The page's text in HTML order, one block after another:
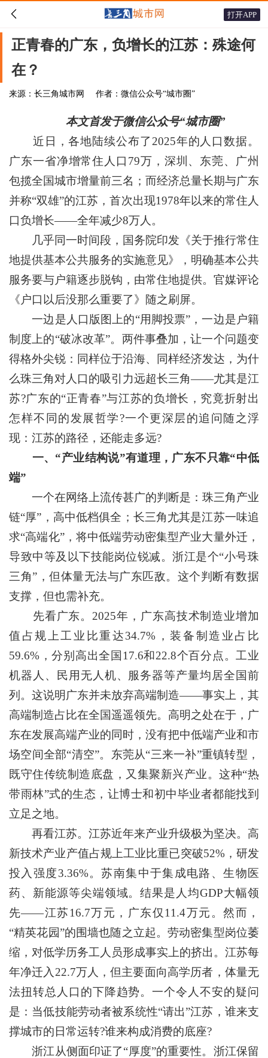
 打开APP
正青春的广东，负增长的江苏：殊途何
在？
来源：长三角城市网 作者：微信公众号“城市圈”
本文首发于微信公众号“城市圈”
近日，各地陆续公布了2025年的人口数据。
广东一省净增常住人口79万，深圳、东莞、广州
包揽全国城市增量前三名；而经济总量长期与广东
并称“双雄”的江苏，首次出现1978年以来的常住人
口负增长——全年减少8万人。
几乎同一时间段，国务院印发《关于推行常住
地提供基本公共服务的实施意见》，明确基本公共
服务要与户籍逐步脱钩，由常住地提供。官媒评论
《户口以后没那么重要了》随之刷屏。
一边是人口版图上的“用脚投票”，一边是户籍
制度上的“破冰改革”。两件事叠加，让一个问题变
得格外尖锐：同样位于沿海、同样经济发达，为什
么珠三角对人口的吸引力远超长三角——尤其是江
苏?广东的“正青春”与江苏的负增长，究竟折射出
怎样不同的发展哲学?一个更深层的追问随之浮
现：江苏的路径，还能走多远?
一、“产业结构说”有道理，广东不只靠“中低
端”
一个在网络上流传甚广的判断是：珠三角产业
链“厚”，高中低档俱全；长三角尤其是江苏一味追
求“高端化”，将中低端劳动密集型产业大量外迁，
导致中等及以下技能岗位锐减。浙江是个“小号珠
三角”，但体量无法与广东匹敌。这个判断有数据
支撑，但也需补充。
先看广东。2025年，广东高技术制造业增加
值占规上工业比重达34.7%，装备制造业占比
59.6%，分别高出全国17.6和22.8个百分点。工业
机器人、民用无人机、服务器等产量均居全国前
列。这说明广东并未放弃高端制造——事实上，其
高端制造占比在全国遥遥领先。高明之处在于，广
东在发展高端产业的同时，没有把中低端产业和市
场空间全部“清空”。东莞从“三来一补”重镇转型，
既守住传统制造底盘，又集聚新兴产业。这种“热
带雨林”式的生态，让博士和初中毕业者都能找到
立足之地。
再看江苏。江苏近年来产业升级极为坚决。高
新技术产业产值占规上工业比重已突破52%，研发
投入强度3.36%。苏南集中于集成电路、生物医
药、新能源等尖端领域。结果是人均GDP大幅领
先——江苏16.7万元，广东仅11.4万元。然而，
“精英花园”的围墙也随之立起。劳动密集型岗位萎
缩，对低学历务工人员形成事实上的挤出。江苏每
年净迁入22.7万人，但主要面向高学历者，体量无
法扭转总人口的下降趋势。一个令人不安的疑问
是：当低技能劳动者被系统性“请出”江苏，谁来支
撑城市的日常运转?谁来构成消费的底座?
浙江从侧面印证了“厚度”的重要性。浙江保留